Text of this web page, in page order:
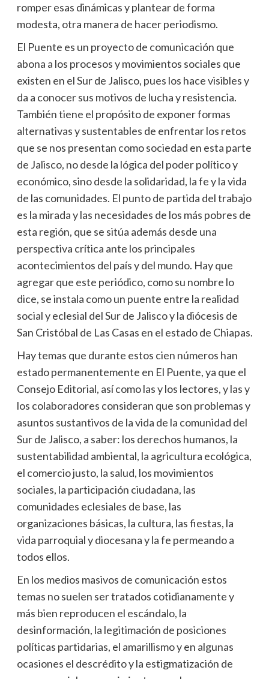
romper esas dinámicas y plantear de forma
modesta, otra manera de hacer periodismo.
El Puente es un proyecto de comunicación que
abona a los procesos y movimientos sociales que
existen en el Sur de Jalisco, pues los hace visibles y
da a conocer sus motivos de lucha y resistencia.
También tiene el propósito de exponer formas
alternativas y sustentables de enfrentar los retos
que se nos presentan como sociedad en esta parte
de Jalisco, no desde la lógica del poder político y
económico, sino desde la solidaridad, la fe y la vida
de las comunidades. El punto de partida del trabajo
es la mirada y las necesidades de los más pobres de
esta región, que se sitúa además desde una
perspectiva crítica ante los principales
acontecimientos del país y del mundo. Hay que
agregar que este periódico, como su nombre lo
dice, se instala como un puente entre la realidad
social y eclesial del Sur de Jalisco y la diócesis de
San Cristóbal de Las Casas en el estado de Chiapas.
Hay temas que durante estos cien números han
estado permanentemente en El Puente, ya que el
Consejo Editorial, así como las y los lectores, y las y
los colaboradores consideran que son problemas y
asuntos sustantivos de la vida de la comunidad del
Sur de Jalisco, a saber: los derechos humanos, la
sustentabilidad ambiental, la agricultura ecológica,
el comercio justo, la salud, los movimientos
sociales, la participación ciudadana, las
comunidades eclesiales de base, las
organizaciones básicas, la cultura, las fiestas, la
vida parroquial y diocesana y la fe permeando a
todos ellos.
En los medios masivos de comunicación estos
temas no suelen ser tratados cotidianamente y
más bien reproducen el escándalo, la
desinformación, la legitimación de posiciones
políticas partidarias, el amarillismo y en algunas
ocasiones el descrédito y la estigmatización de